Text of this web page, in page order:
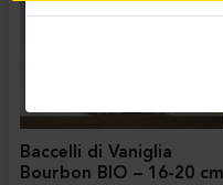
Baccelli di Vaniglia
Bourbon BIO – 16-20 cm